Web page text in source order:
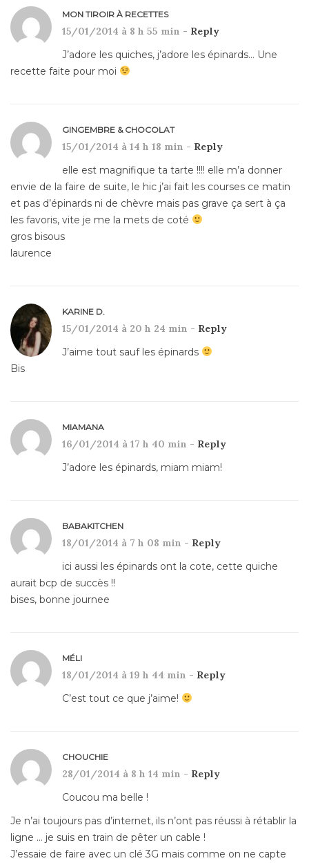
MON TIROIR À RECETTES
15/01/2014 à 8 h 55 min - Reply
J’adore les quiches, j’adore les épinards… Une
recette faite pour moi
GINGEMBRE & CHOCOLAT
15/01/2014 à 14 h 18 min - Reply
elle est magnifique ta tarte !!!! elle m’a donner
envie de la faire de suite, le hic j’ai fait les courses ce matin
et pas d’épinards ni de chèvre mais pas grave ça sert à ça
les favoris, vite je me la mets de coté
gros bisous
laurence
KARINE D.
15/01/2014 à 20 h 24 min - Reply
J’aime tout sauf les épinards
Bis
MIAMANA
16/01/2014 à 17 h 40 min - Reply
J’adore les épinards, miam miam!
BABAKITCHEN
18/01/2014 à 7 h 08 min - Reply
ici aussi les épinards ont la cote, cette quiche
aurait bcp de succès !!
bises, bonne journee
MÉLI
18/01/2014 à 19 h 44 min - Reply
C’est tout ce que j’aime!
CHOUCHIE
28/01/2014 à 8 h 14 min - Reply
Coucou ma belle !
Je n’ai toujours pas d’internet, ils n’ont pas réussi à rétablir la
ligne … je suis en train de pêter un cable !
J’essaie de faire avec un clé 3G mais comme on ne capte